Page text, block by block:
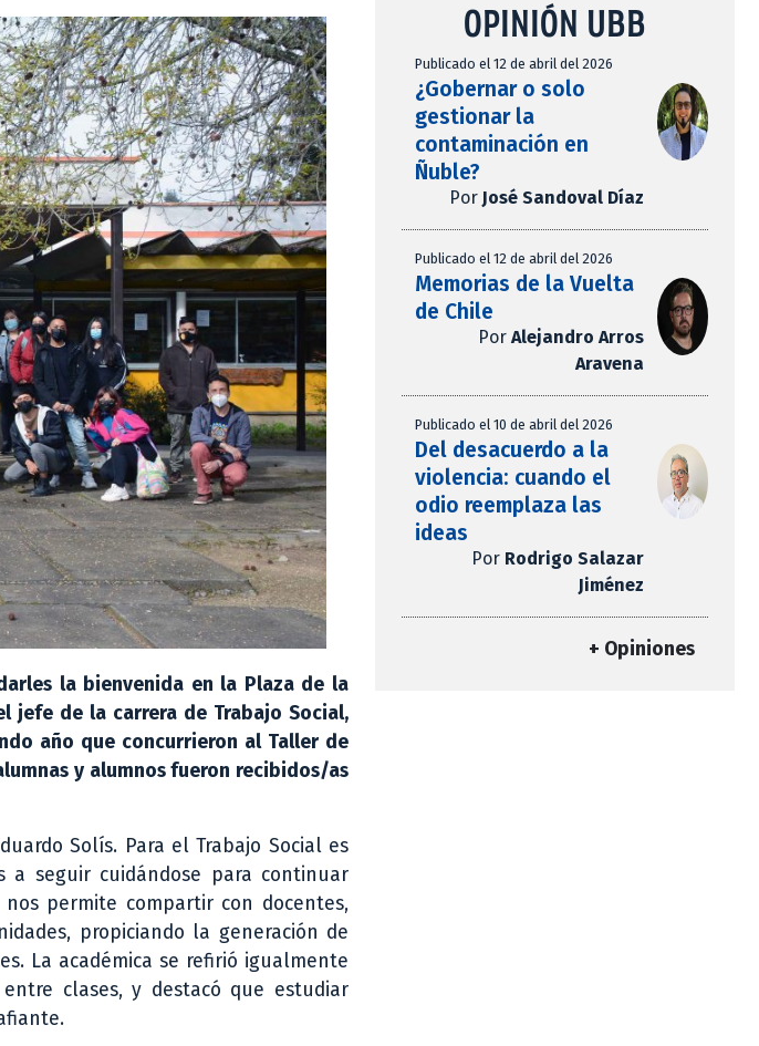
la bienvenida en la Plaza de la
jefe de la carrera de Trabajo Social,
año que concurrieron al Taller de
y alumnos fueron recibidos/as
Solís. Para el Trabajo Social es
seguir cuidándose para continuar
permite compartir con docentes,
propiciando la generación de
La académica se refirió igualmente
clases, y destacó que estudiar
OPINIÓN UBB
Publicado el 12 de abril del 2026
¿Gobernar o solo
gestionar la
contaminación en
Ñuble?
Por José Sandoval Díaz
Publicado el 12 de abril del 2026
Memorias de la Vuelta
de Chile
Por Alejandro Arros
Aravena
Publicado el 10 de abril del 2026
Del desacuerdo a la
violencia: cuando el
odio reemplaza las
ideas
Por Rodrigo Salazar
Jiménez
+ Opiniones